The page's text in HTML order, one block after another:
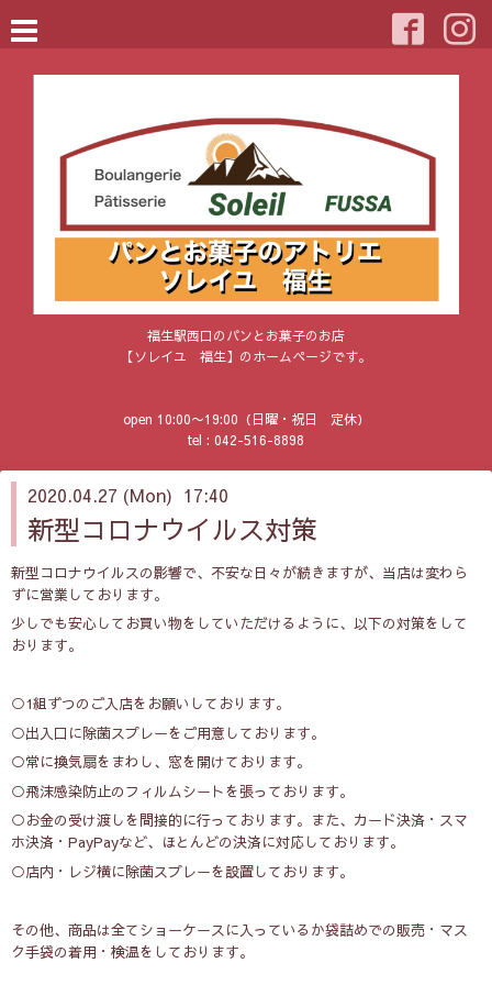
福生駅西口のパンとお菓子のお店
【ソレイユ 福生】のホームページです。
open 10:00〜19:00（日曜・祝日 定休）
tel : 042-516-8898
2020.04.27 (Mon) 17:40
新型コロナウイルス対策
新型コロナウイルスの影響で、不安な日々が続きますが、当店は変わら
ずに営業しております。
少しでも安心してお買い物をしていただけるように、以下の対策をして
おります。
○1組ずつのご入店をお願いしております。
○出入口に除菌スプレーをご用意しております。
○常に換気扇をまわし、窓を開けております。
○飛沫感染防止のフィルムシートを張っております。
○お金の受け渡しを間接的に行っております。また、カード決済・スマ
ホ決済・PayPayなど、ほとんどの決済に対応しております。
○店内・レジ横に除菌スプレーを設置しております。
その他、商品は全てショーケースに入っているか袋詰めでの販売・マス
ク手袋の着用・検温をしております。